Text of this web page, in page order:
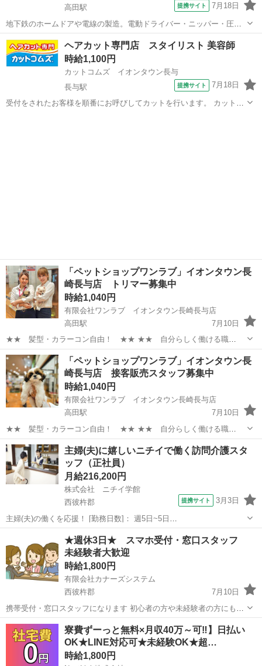
高田駅
提携サイト 7月18日
地下鉄のホームドアや電線の製造。電動ドライバー・ニッパー・圧着
工具などを使用した組立、検査、その他付随する作業。 ※業務の変
更、就業場所の変更の範囲、契約更新の基準については面談時にお伝
えします。 ◎この他、全国各地にお...
長崎 西彼杵郡 高田駅 工場
ヘアカット専門店 スタイリスト 美容師
時給1,100円
カットコムズ イオンタウン長与
長与駅
提携サイト 7月18日
受付をされたお客様を順番にお呼びしてカットを行います。 カット業
「ペットショップワンラブ」イオンタウン長
崎長与店 トリマー募集中
時給1,040円
有限会社ワンラブ イオンタウン長崎長与店
高田駅
7月10日
★★ 髪型・カラーコン自由！ ★★ ★★ 自分らしく働ける職
場！ ★★ 安定した会社で、 可愛い動物たちと触れ合いながら ワー
クライフバランスを取りやすい仕事しませんか？ ★WワークOK！【同
業他社不可】 ...
長崎 西彼杵郡 高田駅 その他 動物
「ペットショップワンラブ」イオンタウン長
崎長与店 接客販売スタッフ募集中
時給1,040円
有限会社ワンラブ イオンタウン長崎長与店
高田駅
7月10日
★★ 髪型・カラーコン自由！ ★★ ★★ 自分らしく働ける職
場！ ★★ 安定した会社で、 可愛い動物たちと触れ合いながら ワー
クライフバランスを取りやすい仕事しませんか？ ★WワークOK！【同
業他社不可】 ...
長崎 西彼杵郡 高田駅 スタッフ
主婦(夫)に嬉しいニチイで働く訪問介護スタ
ッフ（正社員）
月給216,200円
株式会社 ニチイ学館
西彼杵郡
提携サイト 3月3日
主婦(夫)の働くを応援！ [勤務日数]： 週5日~5日
10:00~19:00/09:00~18:00/08:00~17:00 月/火/水/木/金/土/日 などから選
べます [勤務地・最寄駅]： 長崎県西彼杵郡長与町まな...
西彼杵郡 ケアマネージャー
★週休3日★ スマホ受付・窓口スタッフ
未経験者大歓迎
時給1,800円
有限会社カナーズシステム
西彼杵郡
7月10日
携帯受付・窓口スタッフになります 初心者の方や未経験者の方にも簡
単な研修がありますので安心です ９割以上の方が未経験スタートです
ので安心です 〇スマホ受付窓口 〇操作方法の案内・説明 〇各種手続
き（新規・変更・...
長崎 西彼杵郡 携帯ショップ スタッフ
寮費ずーっと無料×月収40万～可‼】日払い
OK★LINE対応可★未経験OK★超…
時給1,800円